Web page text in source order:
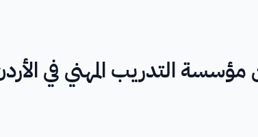
التدريب المهني في